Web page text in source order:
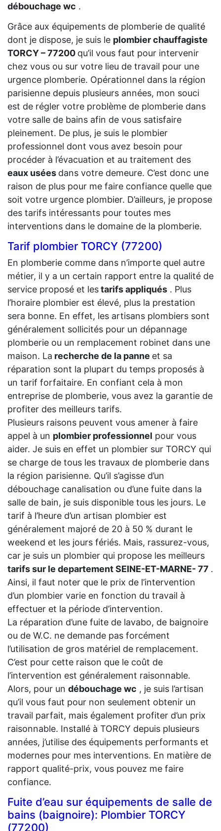
débouchage wc .
Grâce aux équipements de plomberie de qualité
dont je dispose, je suis le plombier chauffagiste
TORCY – 77200 qu’il vous faut pour intervenir
chez vous ou sur votre lieu de travail pour une
urgence plomberie. Opérationnel dans la région
parisienne depuis plusieurs années, mon souci
est de régler votre problème de plomberie dans
votre salle de bains afin de vous satisfaire
pleinement. De plus, je suis le plombier
professionnel dont vous avez besoin pour
procéder à l’évacuation et au traitement des
eaux usées dans votre demeure. C’est donc une
raison de plus pour me faire confiance quelle que
soit votre urgence plombier. D’ailleurs, je propose
des tarifs intéressants pour toutes mes
interventions dans le domaine de la plomberie.
Tarif plombier TORCY (77200)
En plomberie comme dans n’importe quel autre
métier, il y a un certain rapport entre la qualité de
service proposé et lestarifs appliqués . Plus
l’horaire plombier est élevé, plus la prestation
sera bonne. En effet, les artisans plombiers sont
généralement sollicités pour un dépannage
plomberie ou un remplacement robinet dans une
maison. La recherche de la panne et sa
réparation sont la plupart du temps proposés à
un tarif forfaitaire. En confiant cela à mon
entreprise de plomberie, vous avez la garantie de
profiter des meilleurs tarifs.
Plusieurs raisons peuvent vous amener à faire
appel à un plombier professionnel pour vous
aider. Je suis en effet un plombier sur TORCY qui
se charge de tous les travaux de plomberie dans
la région parisienne. Qu’il s’agisse d’un
débouchage canalisation ou d’une fuite dans la
salle de bain, je suis disponible tous les jours. Le
tarif à l’heure d’un artisan plombier est
généralement majoré de 20 à 50 % durant le
weekend et les jours fériés. Mais, rassurez-vous,
car je suis un plombier qui propose les meilleurs
tarifs sur le departement SEINE-ET-MARNE- 77 .
Ainsi, il faut noter que le prix de l’intervention
d’un plombier varie en fonction du travail à
effectuer et la période d’intervention.
La réparation d’une fuite de lavabo, de baignoire
ou de W.C. ne demande pas forcément
l’utilisation de gros matériel de remplacement.
C’est pour cette raison que le coût de
l’intervention est généralement raisonnable.
Alors, pour un débouchage wc , je suis l’artisan
qu’il vous faut pour non seulement obtenir un
travail parfait, mais également profiter d’un prix
raisonnable. Installé à TORCY depuis plusieurs
années, j’utilise des équipements performants et
modernes pour mes interventions. En matière de
rapport qualité-prix, vous pouvez me faire
confiance.
Fuite d’eau sur équipements de salle de
bains (baignoire): Plombier TORCY
(77200)